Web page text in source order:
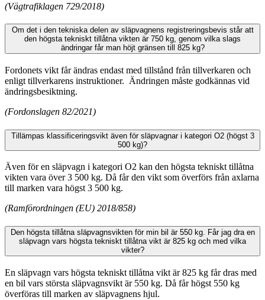
(Vägtrafiklagen 729/2018)
Om det i den tekniska delen av släpvagnens registreringsbevis står att
den högsta tekniskt tillåtna vikten är 750 kg, genom vilka slags
ändringar får man höjt gränsen till 825 kg?
Fordonets vikt får ändras endast med tillstånd från tillverkaren och
enligt tillverkarens instruktioner. Ändringen måste godkännas vid
ändringsbesiktning.
(Fordonslagen 82/2021)
Tillämpas klassificeringsvikt även för släpvagnar i kategori O2 (högst 3
500 kg)?
Även för en släpvagn i kategori O2 kan den högsta tekniskt tillåtna
vikten vara över 3 500 kg. Då får den vikt som överförs från axlarna
till marken vara högst 3 500 kg.
(Ramförordningen (EU) 2018/858)
Den högsta tillåtna släpvagnsvikten för min bil är 550 kg. Får jag dra en
släpvagn vars högsta tekniskt tillåtna vikt är 825 kg och med vilka
vikter?
En släpvagn vars högsta tekniskt tillåtna vikt är 825 kg får dras med
en bil vars största släpvagnsvikt är 550 kg. Då får högst 550 kg
överföras till marken av släpvagnens hjul.